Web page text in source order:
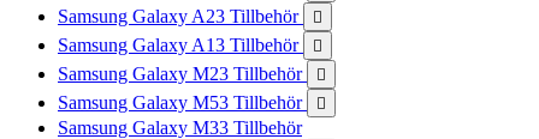
Samsung Galaxy A23 Tillbehör 
Samsung Galaxy A13 Tillbehör 
Samsung Galaxy M23 Tillbehör 
Samsung Galaxy M53 Tillbehör 
Samsung Galaxy M33 Tillbehör